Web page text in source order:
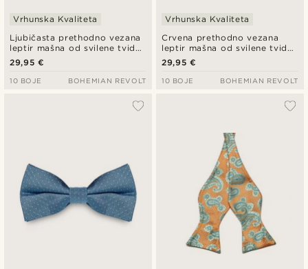
Ljubičasta prethodno vezana
leptir mašna od svilene tvid
tkanine
Vrhunska Kvaliteta
29,95 €
10 BOJE BOHEMIAN REVOLT
Crvena prethodno vezana
leptir mašna od svilene tvid
tkanine
Vrhunska Kvaliteta
29,95 €
10 BOJE BOHEMIAN REVOLT